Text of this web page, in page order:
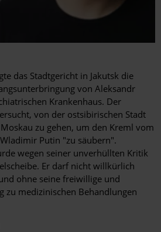
das Stadtgericht in Jakutsk die
von Aleksandr
Krankenhaus. Der
von der ostsibirischen Stadt
zu gehen, um den Kreml vom
Putin "zu säubern".
wegen seiner unverhüllten Kritik
Er darf nicht willkürlich
ohne seine freiwillige und
medizinischen Behandlungen